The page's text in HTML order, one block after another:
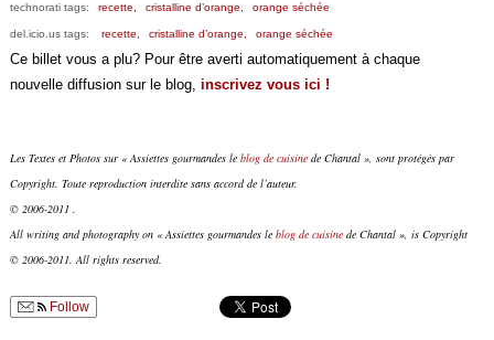
technorati tags: recette, cristalline d’orange, orange séchée
del.icio.us tags: recette, cristalline d’orange, orange séchée
Ce billet vous a plu? Pour être averti automatiquement à chaque
nouvelle diffusion sur le blog, inscrivez vous ici !
Les Textes et Photos sur « Assiettes gourmandes le blog de cuisinede Chantal », sont protégés par
Copyright. Toute reproduction interdite sans accord de l’auteur.
© 2006-2011 .
All writing and photography on « Assiettes gourmandes le blog de cuisinede Chantal », is Copyright
© 2006-2011. All rights reserved.
Follow